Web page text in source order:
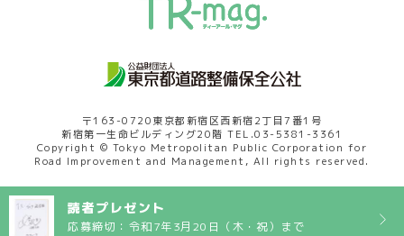
読者プレゼント
応募締切：令和7年3月20日（木・祝）まで
〒163-0720東京都新宿区西新宿2丁目7番1号
新宿第一生命ビルディング20階 TEL.03-5381-3361
Copyright © Tokyo Metropolitan Public Corporation for
Road Improvement and Management, All rights reserved.